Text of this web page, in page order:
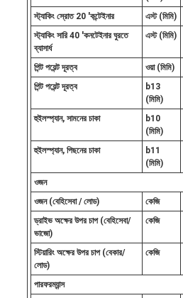
স্ট্যাকিং স্রোত 20 'কন্টেইনার
এস্ট (মিমি)
স্ট্যাকিং সারি 40 'কনটেইনার ঘুরতে
ব্যাসার্ধ
এস্ট (মিমি)
পিন্ট পয়েন্ট দূরত্ব ওয়া (মিমি)
পিন্ট পয়েন্ট দূরত্ব
b13
(মিমি)
হুইলস্প্যান, সামনের চাকা
b10
(মিমি)
হুইলস্প্যান, পিছনের চাকা
b11
(মিমি)
ওজন
ওজন (বেহিসেবা / লোড)
কেজি
ড্রাইভ অক্ষের উপর চাপ (বেহিসেবা/
ভাজো)
কেজি
স্টিয়ারিং অক্ষের উপর চাপ (বেকার/
লোড)
কেজি
পারফরম্যান্স